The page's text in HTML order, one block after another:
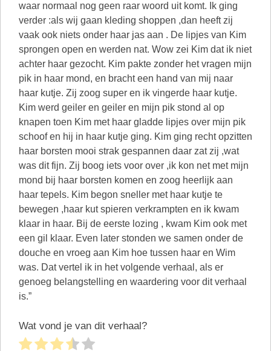
waar normaal nog geen raar woord uit komt. Ik ging
verder :als wij gaan kleding shoppen ,dan heeft zij
vaak ook niets onder haar jas aan . De lipjes van Kim
sprongen open en werden nat. Wow zei Kim dat ik niet
achter haar gezocht. Kim pakte zonder het vragen mijn
pik in haar mond, en bracht een hand van mij naar
haar kutje. Zij zoog super en ik vingerde haar kutje.
Kim werd geiler en geiler en mijn pik stond al op
knapen toen Kim met haar gladde lipjes over mijn pik
schoof en hij in haar kutje ging. Kim ging recht opzitten
haar borsten mooi strak gespannen daar zat zij ,wat
was dit fijn. Zij boog iets voor over ,ik kon net met mijn
mond bij haar borsten komen en zoog heerlijk aan
haar tepels. Kim begon sneller met haar kutje te
bewegen ,haar kut spieren verkrampten en ik kwam
klaar in haar. Bij de eerste lozing , kwam Kim ook met
een gil klaar. Even later stonden we samen onder de
douche en vroeg aan Kim hoe tussen haar en Wim
was. Dat vertel ik in het volgende verhaal, als er
genoeg belangstelling en waardering voor dit verhaal
is.”
Wat vond je van dit verhaal?